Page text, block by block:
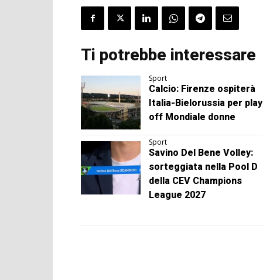
Ti potrebbe interessare
Sport
Calcio: Firenze ospiterà
Italia-Bielorussia per play
off Mondiale donne
Sport
Savino Del Bene Volley:
sorteggiata nella Pool D
della CEV Champions
League 2027